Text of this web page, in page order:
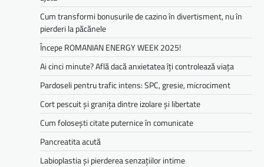
Cum transformi bonusurile de cazino în divertisment, nu în
pierderi la păcănele
Începe ROMANIAN ENERGY WEEK 2025!
Ai cinci minute? Află dacă anxietatea îți controlează viața
Pardoseli pentru trafic intens: SPC, gresie, microciment
Cort pescuit și granița dintre izolare și libertate
Cum folosești citate puternice în comunicate
Pancreatita acută
Labioplastia și pierderea senzațiilor intime